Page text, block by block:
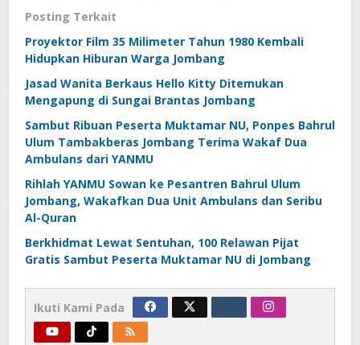
Posting Terkait
Proyektor Film 35 Milimeter Tahun 1980 Kembali
Hidupkan Hiburan Warga Jombang
Jasad Wanita Berkaus Hello Kitty Ditemukan
Mengapung di Sungai Brantas Jombang
Sambut Ribuan Peserta Muktamar NU, Ponpes Bahrul
Ulum Tambakberas Jombang Terima Wakaf Dua
Ambulans dari YANMU
Rihlah YANMU Sowan ke Pesantren Bahrul Ulum
Jombang, Wakafkan Dua Unit Ambulans dan Seribu
Al-Quran
Berkhidmat Lewat Sentuhan, 100 Relawan Pijat
Gratis Sambut Peserta Muktamar NU di Jombang
Ikuti Kami Pada